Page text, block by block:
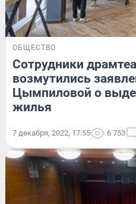
ОБЩЕСТВО
Сотрудники
возмутились
Цымпиловой о
жилья
7 декабря, 2022, 17:55 6 753